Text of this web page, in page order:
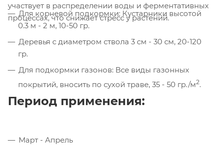
участвует в распределении воды и ферментативных
процессах, что снижает стресс у растений.
Для корневой подкормки: Кустарники высотой
0.3 м - 2 м, 10-50 гр.
Деревья с диаметром ствола 3 cм - 30 см, 20-120
гр.
Для подкормки газонов: Все виды газонных
покрытий, вносить по сухой траве, 35 - 50 гр./м2.
Период применения:
Март - Апрель